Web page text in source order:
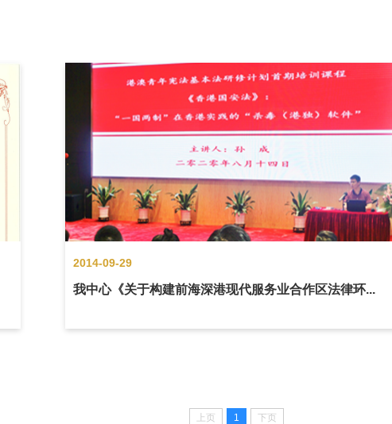
2014-09-29
我中心《关于构建前海深港现代服务业合作区法律环...
上页 1 下页